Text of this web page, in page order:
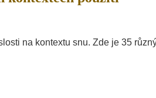
na kontextu snu. Zde je 35